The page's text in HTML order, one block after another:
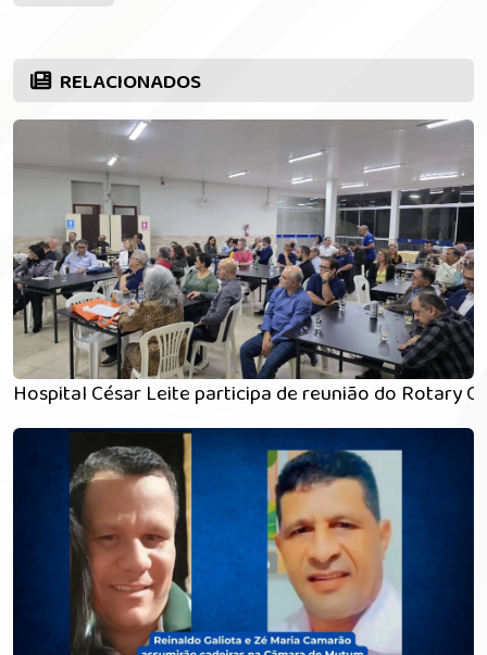
RELACIONADOS
Hospital César Leite participa de reunião do Rotary